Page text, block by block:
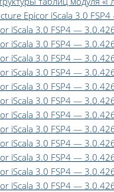
Epicor iScala 3.0
iScala 3.0 FSP4 —
iScala 3.0 FSP4 —
iScala 3.0 FSP4 —
iScala 3.0 FSP4 —
iScala 3.0 FSP4 —
iScala 3.0 FSP4 —
iScala 3.0 FSP4 —
iScala 3.0 FSP4 —
iScala 3.0 FSP4 —
iScala 3.0 FSP4 —
iScala 3.0 FSP4 —
iScala 3.0 FSP4 —